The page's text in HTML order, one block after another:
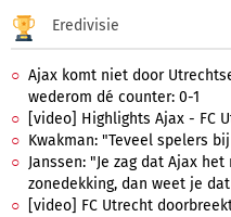
Eredivisie
Ajax komt niet door
wederom dé counter: 0-1
[video] Highlights Ajax - FC
Kwakman: "Teveel spelers
Janssen: "Je zag dat Ajax
zonedekking, dan weet je
[video] FC Utrecht